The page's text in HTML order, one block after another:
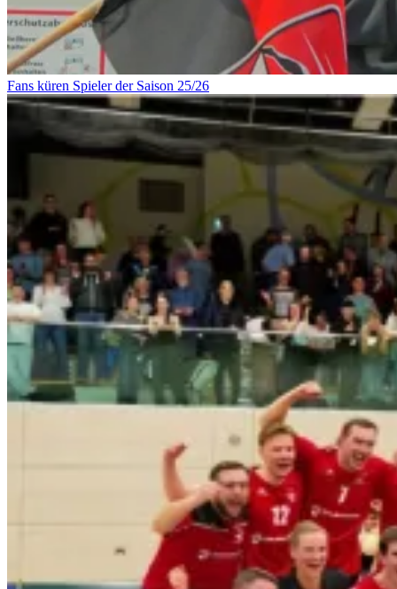
Fans küren Spieler der Saison 25/26